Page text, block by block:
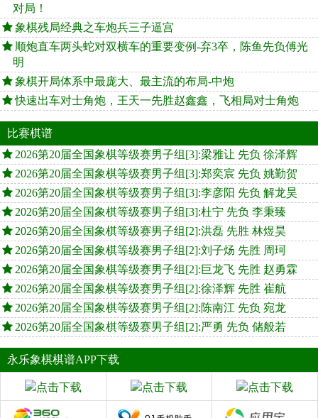
对局！
象棋残局经典之车炮兵三子逼宫
顺炮直车两头蛇对双横车的重要变例-弃3卒，陈鱼先负傅光
明
象棋开局体系中最庞大、最主流的布局-中炮
快速出车对士角炮，王天一先胜赵鑫鑫，飞相局对士角炮
比赛棋谱
2026第20届全国象棋等级赛男子组[3]:梁雅让 先负 徐泽辉
2026第20届全国象棋等级赛男子组[3]:郑奕宸 先负 姚勤贺
2026第20届全国象棋等级赛男子组[3]:李彦阳 先负 解龙昊
2026第20届全国象棋等级赛男子组[3]:杜宁 先负 李秉臻
2026第20届全国象棋等级赛男子组[2]:洪磊 先胜 林煜昊
2026第20届全国象棋等级赛男子组[2]:刘子炀 先胜 周珂
2026第20届全国象棋等级赛男子组[2]:巨龙飞 先胜 赵勇霖
2026第20届全国象棋等级赛男子组[2]:徐泽辉 先胜 崔航
2026第20届全国象棋等级赛男子组[2]:陈南江 先负 宛龙
2026第20届全国象棋等级赛男子组[2]:严勇 先负 储般若
永乐象棋棋谱APP下载